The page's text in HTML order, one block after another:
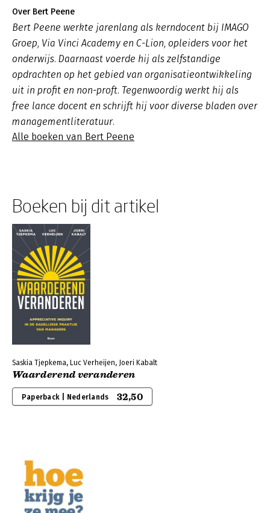
Over Bert Peene
Bert Peene werkte jarenlang als kerndocent bij IMAGO
Groep, Via Vinci Academy en C-Lion, opleiders voor het
onderwijs. Daarnaast voerde hij als zelfstandige
opdrachten op het gebied van organisatieontwikkeling
uit in profit en non-proft. Tegenwoordig werkt hij als
free lance docent en schrijft hij voor diverse bladen over
managementliteratuur.
Alle boeken van Bert Peene
Boeken bij dit artikel
Saskia Tjepkema, Luc Verheijen, Joeri Kabalt
Waarderend veranderen
Paperback | Nederlands 32,50